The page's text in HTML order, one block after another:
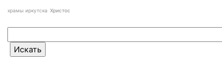
храмы иркутска Христос